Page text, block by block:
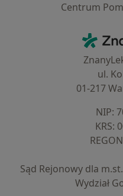
Centrum
ul.
01-217
NIP:
KRS:
Sąd Rejonowy dla
Wydział